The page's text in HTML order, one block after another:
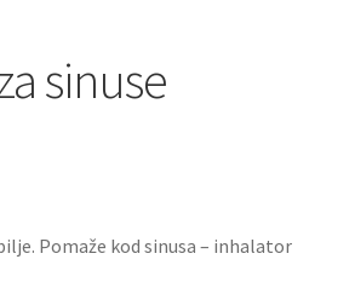
sinuse
Pomaže kod sinusa – inhalator